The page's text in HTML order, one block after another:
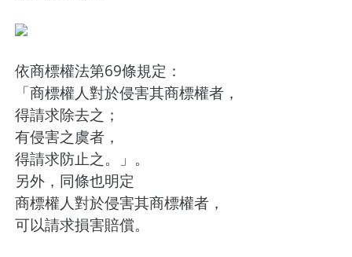
依商標權法第69條規定：
「商標權人對於侵害其商標權者，
得請求除去之；
有侵害之虞者，
得請求防止之。」。
另外，同條也明定
商標權人對於侵害其商標權者，
可以請求損害賠償。